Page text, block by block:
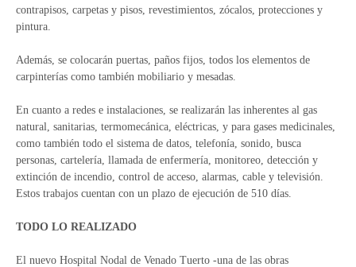
contrapisos, carpetas y pisos, revestimientos, zócalos, protecciones y
pintura.
Además, se colocarán puertas, paños fijos, todos los elementos de
carpinterías como también mobiliario y mesadas.
En cuanto a redes e instalaciones, se realizarán las inherentes al gas
natural, sanitarias, termomecánica, eléctricas, y para gases medicinales,
como también todo el sistema de datos, telefonía, sonido, busca
personas, cartelería, llamada de enfermería, monitoreo, detección y
extinción de incendio, control de acceso, alarmas, cable y televisión.
Estos trabajos cuentan con un plazo de ejecución de 510 días.
TODO LO REALIZADO
El nuevo Hospital Nodal de Venado Tuerto -una de las obras